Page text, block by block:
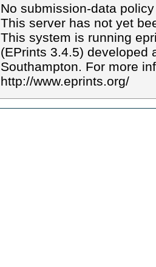
No submission-data
This server has not yet
This system is running
(EPrints 3.4.5) developed
Southampton. For more
http://www.eprints.org/